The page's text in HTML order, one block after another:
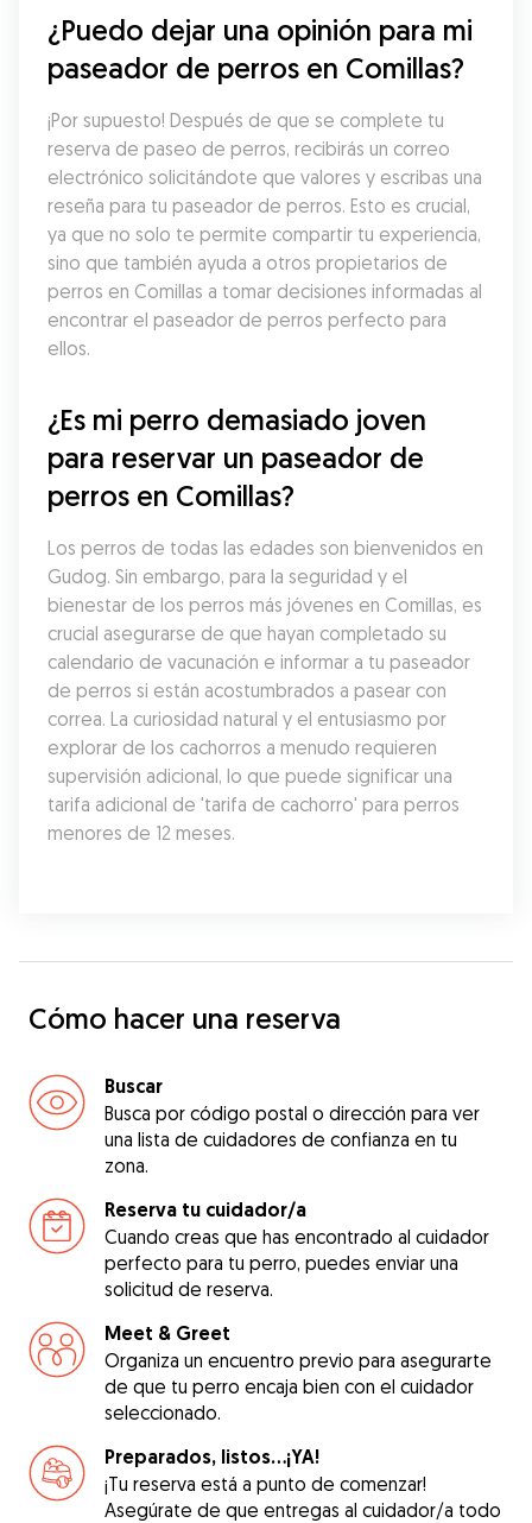
¿Puedo dejar una opinión para mi
paseador de perros en Comillas?
¡Por supuesto! Después de que se complete tu
reserva de paseo de perros, recibirás un correo
electrónico solicitándote que valores y escribas una
reseña para tu paseador de perros. Esto es crucial,
ya que no solo te permite compartir tu experiencia,
sino que también ayuda a otros propietarios de
perros en Comillas a tomar decisiones informadas al
encontrar el paseador de perros perfecto para
ellos.
¿Es mi perro demasiado joven
para reservar un paseador de
perros en Comillas?
Los perros de todas las edades son bienvenidos en
Gudog. Sin embargo, para la seguridad y el
bienestar de los perros más jóvenes en Comillas, es
crucial asegurarse de que hayan completado su
calendario de vacunación e informar a tu paseador
de perros si están acostumbrados a pasear con
correa. La curiosidad natural y el entusiasmo por
explorar de los cachorros a menudo requieren
supervisión adicional, lo que puede significar una
tarifa adicional de 'tarifa de cachorro' para perros
menores de 12 meses.
Cómo hacer una reserva
Buscar
Busca por código postal o dirección para ver
una lista de cuidadores de confianza en tu
zona.
Reserva tu cuidador/a
Cuando creas que has encontrado al cuidador
perfecto para tu perro, puedes enviar una
solicitud de reserva.
Meet & Greet
Organiza un encuentro previo para asegurarte
de que tu perro encaja bien con el cuidador
seleccionado.
Preparados, listos...¡YA!
¡Tu reserva está a punto de comenzar!
Asegúrate de que entregas al cuidador/a todo